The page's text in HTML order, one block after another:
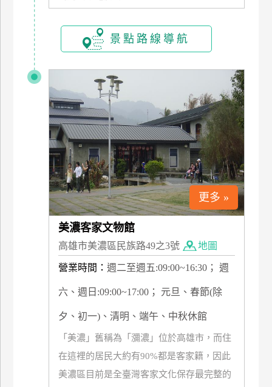
景點路線導航
更多 »
美濃客家文物館
高雄市美濃區民族路49之3號 地圖
營業時間： 週二至週五:09:00~16:30； 週
六、週日:09:00~17:00； 元旦、春節(除
夕、初一)、清明、端午、中秋休館
「美濃」舊稱為「瀰濃」位於高雄市，而住
在這裡的居民大約有90%都是客家籍，因此
美濃區目前是全臺灣客家文化保存最完整的